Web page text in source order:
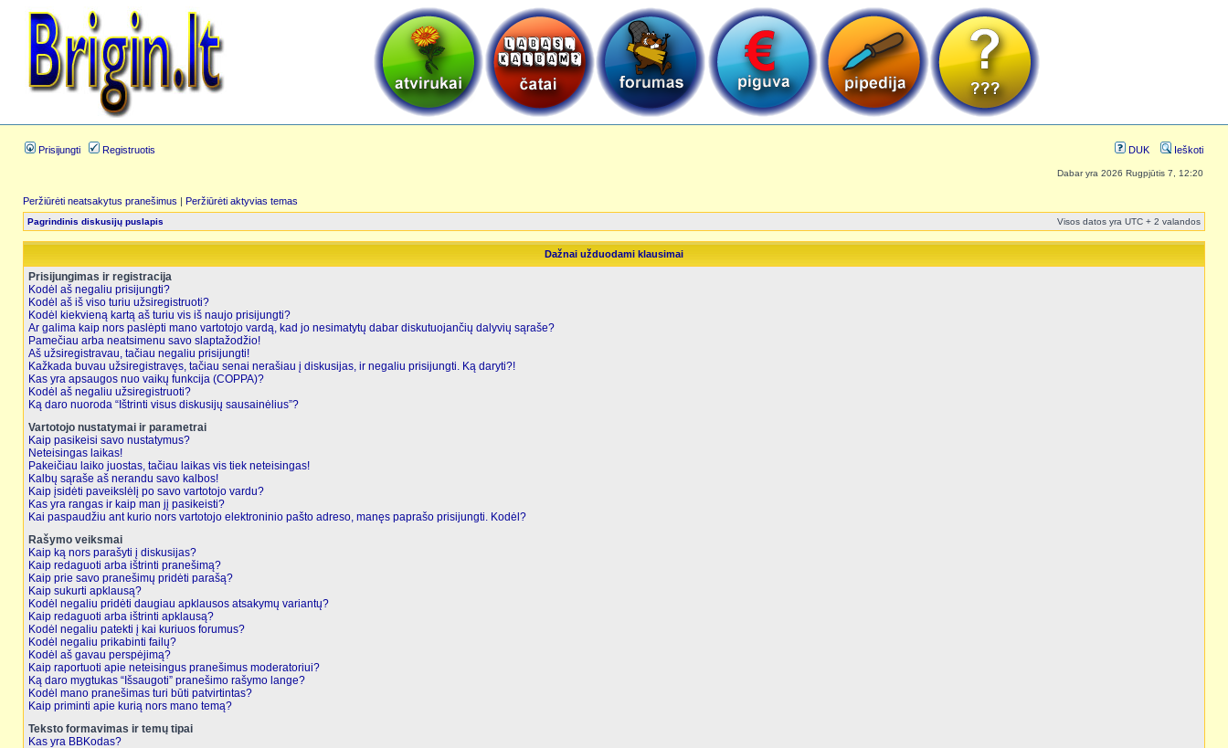
Prisijungti Registruotis DUK Ieškoti
Dabar yra 2026 Rugpjūtis 7, 12:20
Peržiūrėti neatsakytus pranešimus | Peržiūrėti aktyvias temas
Pagrindinis diskusijų puslapis Visos datos yra UTC + 2 valandos
Dažnai užduodami klausimai
Prisijungimas ir registracija
Kodėl aš negaliu prisijungti?
Kodėl aš iš viso turiu užsiregistruoti?
Kodėl kiekvieną kartą aš turiu vis iš naujo prisijungti?
Ar galima kaip nors paslėpti mano vartotojo vardą, kad jo nesimatytų dabar diskutuojančių dalyvių sąraše?
Pamečiau arba neatsimenu savo slaptažodžio!
Aš užsiregistravau, tačiau negaliu prisijungti!
Kažkada buvau užsiregistravęs, tačiau senai nerašiau į diskusijas, ir negaliu prisijungti. Ką daryti?!
Kas yra apsaugos nuo vaikų funkcija (COPPA)?
Kodėl aš negaliu užsiregistruoti?
Ką daro nuoroda “Ištrinti visus diskusijų sausainėlius”?
Vartotojo nustatymai ir parametrai
Kaip pasikeisi savo nustatymus?
Neteisingas laikas!
Pakeičiau laiko juostas, tačiau laikas vis tiek neteisingas!
Kalbų sąraše aš nerandu savo kalbos!
Kaip įsidėti paveikslėlį po savo vartotojo vardu?
Kas yra rangas ir kaip man jį pasikeisti?
Kai paspaudžiu ant kurio nors vartotojo elektroninio pašto adreso, manęs paprašo prisijungti. Kodėl?
Rašymo veiksmai
Kaip ką nors parašyti į diskusijas?
Kaip redaguoti arba ištrinti pranešimą?
Kaip prie savo pranešimų pridėti parašą?
Kaip sukurti apklausą?
Kodėl negaliu pridėti daugiau apklausos atsakymų variantų?
Kaip redaguoti arba ištrinti apklausą?
Kodėl negaliu patekti į kai kuriuos forumus?
Kodėl negaliu prikabinti failų?
Kodėl aš gavau perspėjimą?
Kaip raportuoti apie neteisingus pranešimus moderatoriui?
Ką daro mygtukas “Išsaugoti” pranešimo rašymo lange?
Kodėl mano pranešimas turi būti patvirtintas?
Kaip priminti apie kurią nors mano temą?
Teksto formavimas ir temų tipai
Kas yra BBKodas?